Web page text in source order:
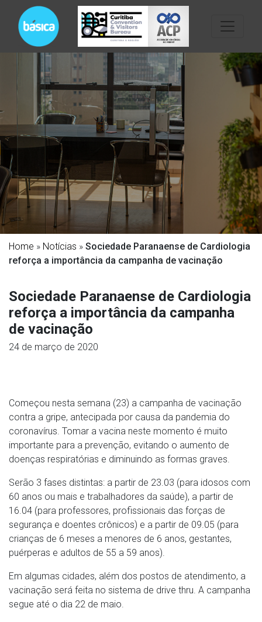
Home » Notícias » Sociedade Paranaense de Cardiologia
reforça a importância da campanha de vacinação
Sociedade Paranaense de Cardiologia
reforça a importância da campanha
de vacinação
24 de março de 2020
Começou nesta semana (23) a campanha de vacinação
contra a gripe, antecipada por causa da pandemia do
coronavírus. Tomar a vacina neste momento é muito
importante para a prevenção, evitando o aumento de
doenças respiratórias e diminuindo as formas graves.
Serão 3 fases distintas: a partir de 23.03 (para idosos com
60 anos ou mais e trabalhadores da saúde), a partir de
16.04 (para professores, profissionais das forças de
segurança e doentes crônicos) e a partir de 09.05 (para
crianças de 6 meses a menores de 6 anos, gestantes,
puérperas e adultos de 55 a 59 anos).
Em algumas cidades, além dos postos de atendimento, a
vacinação será feita no sistema de drive thru. A campanha
segue até o dia 22 de maio.